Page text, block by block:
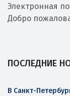
Электронная
Добро
ПОСЛЕДНИЕ
В Санкт-